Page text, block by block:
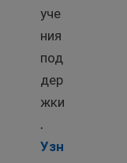
уче
ния
под
дер
жки
.
Узн